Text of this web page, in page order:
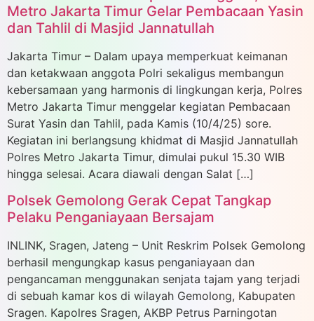
Metro Jakarta Timur Gelar Pembacaan Yasin
dan Tahlil di Masjid Jannatullah
Jakarta Timur – Dalam upaya memperkuat keimanan
dan ketakwaan anggota Polri sekaligus membangun
kebersamaan yang harmonis di lingkungan kerja, Polres
Metro Jakarta Timur menggelar kegiatan Pembacaan
Surat Yasin dan Tahlil, pada Kamis (10/4/25) sore.
Kegiatan ini berlangsung khidmat di Masjid Jannatullah
Polres Metro Jakarta Timur, dimulai pukul 15.30 WIB
hingga selesai. Acara diawali dengan Salat […]
Polsek Gemolong Gerak Cepat Tangkap
Pelaku Penganiayaan Bersajam
INLINK, Sragen, Jateng – Unit Reskrim Polsek Gemolong
berhasil mengungkap kasus penganiayaan dan
pengancaman menggunakan senjata tajam yang terjadi
di sebuah kamar kos di wilayah Gemolong, Kabupaten
Sragen. Kapolres Sragen, AKBP Petrus Parningotan